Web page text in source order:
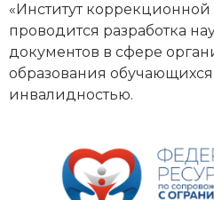
«Институт
проводится разработка
документов в сфере
образования
инвалидностью.